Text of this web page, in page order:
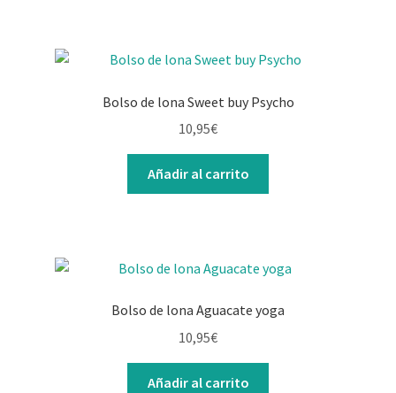
Bolso de lona Sweet buy Psycho
10,95€
Añadir al carrito
Bolso de lona Aguacate yoga
10,95€
Añadir al carrito